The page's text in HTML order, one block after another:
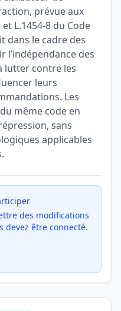
prévue aux
et L.1454-8 du Code
dans le cadre des
l’indépendance des
lutter contre les
leurs
Les
même code en
sans
applicables
des modifications
devez être connecté.